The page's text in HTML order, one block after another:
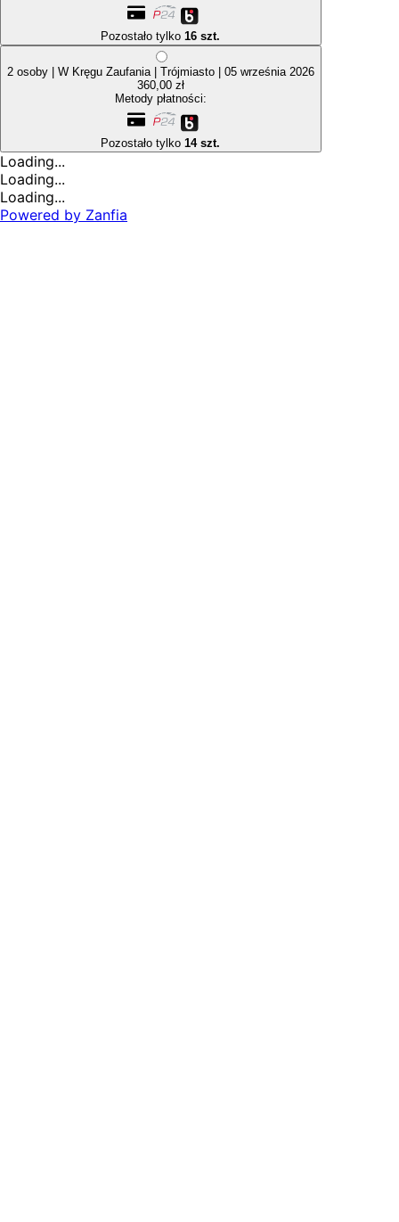
Pozostało tylko16 szt.
2 osoby | W Kręgu Zaufania | Trójmiasto | 05 września 2026
360,00 zł
Metody płatności:
Pozostało tylko14 szt.
Loading...
Loading...
Loading...
Powered by Zanfia